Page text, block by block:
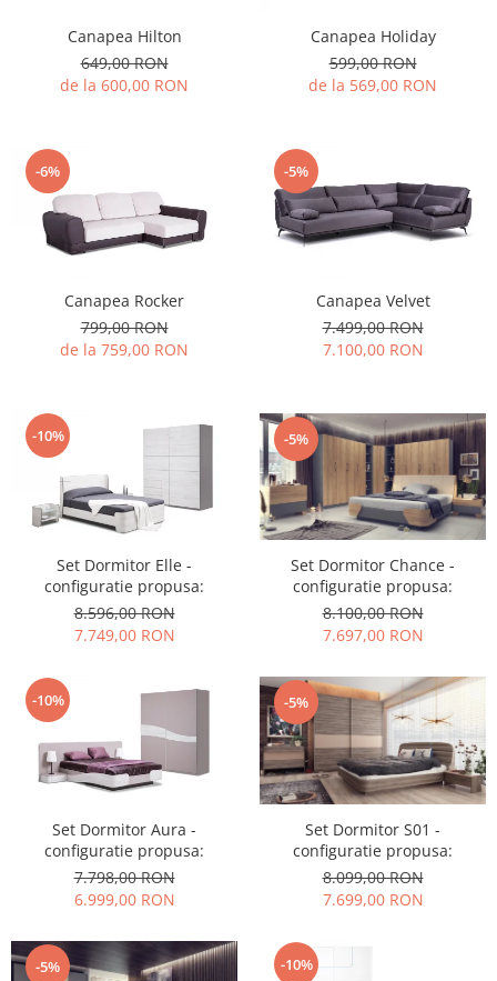
Canapea Hilton
649,00 RON
de la 600,00 RON
Canapea Holiday
599,00 RON
de la 569,00 RON
-6%
Canapea Rocker
799,00 RON
de la 759,00 RON
-5%
Canapea Velvet
7.499,00 RON
7.100,00 RON
-10%
Set Dormitor Elle -
configuratie propusa:
8.596,00 RON
7.749,00 RON
-5%
Set Dormitor Chance -
configuratie propusa:
8.100,00 RON
7.697,00 RON
-10%
Set Dormitor Aura -
configuratie propusa:
7.798,00 RON
6.999,00 RON
-5%
Set Dormitor S01 -
configuratie propusa:
8.099,00 RON
7.699,00 RON
-5% -10%